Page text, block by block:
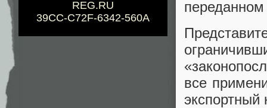
REG.RU
39CC-C72F-6342-560A
переданном
все
экспортный